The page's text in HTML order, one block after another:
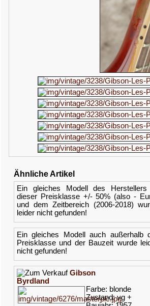
Ähnliche Artikel
Ein gleiches Modell des
dieser Preisklasse +/- 50% (also -
und dem Zeitbereich (2006-2018)
leider nicht gefunden!
Ein gleiches Modell auch außerhalb
Preisklasse und der Bauzeit wurde
nicht gefunden!
Gibson
Byrdland
Farbe: blonde
Zustand: vg +